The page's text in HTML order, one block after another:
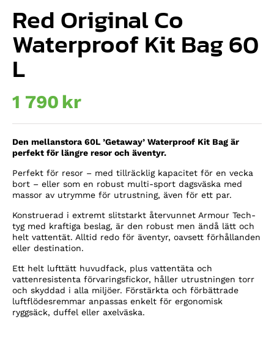
Red Original Co
Waterproof Kit Bag 60
L
1 790 kr
Den mellanstora 60L ’Getaway’ Waterproof Kit Bag är
perfekt för längre resor och äventyr.
Perfekt för resor – med tillräcklig kapacitet för en vecka
bort – eller som en robust multi-sport dagsväska med
massor av utrymme för utrustning, även för ett par.
Konstruerad i extremt slitstarkt återvunnet Armour Tech-
tyg med kraftiga beslag, är den robust men ändå lätt och
helt vattentät. Alltid redo för äventyr, oavsett förhållanden
eller destination.
Ett helt lufttätt huvudfack, plus vattentäta och
vattenresistenta förvaringsfickor, håller utrustningen torr
och skyddad i alla miljöer. Förstärkta och förbättrade
luftflödesremmar anpassas enkelt för ergonomisk
ryggsäck, duffel eller axelväska.